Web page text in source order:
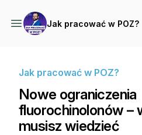
Jak pracować w POZ?
Jak pracować w POZ?
Nowe ograniczenia
fluorochinolonów –
musisz wiedzieć